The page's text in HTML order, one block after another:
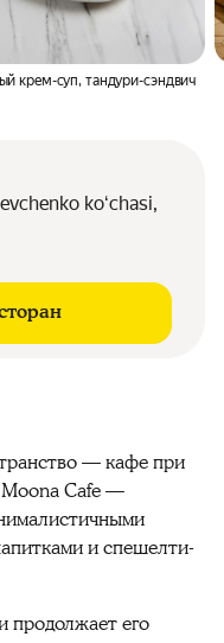
крем-суп, тандури-сэндвич
koʻchasi,
— кафе при
Cafe —
и спешелти-
его